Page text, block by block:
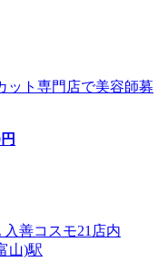
ト専門店で美容師募
円
善コスモ21店内
山)駅